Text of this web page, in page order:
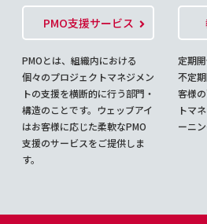
PMO支援サービス
PMOとは、組織内における
個々のプロジェクトマネジメン
トの支援を横断的に行う部門・
構造のことです。ウェッブアイ
はお客様に応じた柔軟なPMO
支援のサービスをご提供しま
す。
定期
不定
客様
トマ
ーニ